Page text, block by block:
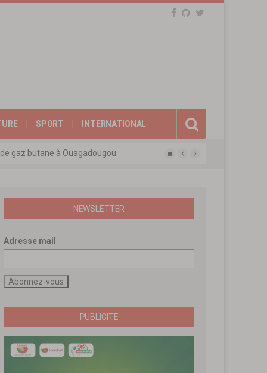
SPORT INTERNATIONAL
des experts agréés de l’APEN
révolutionnaires
gaz butane à Ouagadougou
NEWSLETTER
Adresse mail
PUBLICITE